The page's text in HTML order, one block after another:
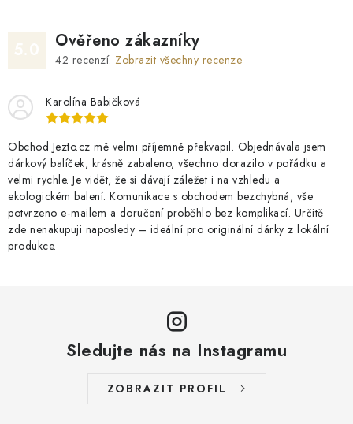
Ověřeno zákazníky
42 recenzí. Zobrazit všechny recenze
Karolína Babičková
Obchod Jezto.cz mě velmi příjemně překvapil. Objednávala jsem
dárkový balíček, krásně zabaleno, všechno dorazilo v pořádku a
velmi rychle. Je vidět, že si dávají záležet i na vzhledu a
ekologickém balení. Komunikace s obchodem bezchybná, vše
potvrzeno e‑mailem a doručení proběhlo bez komplikací. Určitě
zde nenakupuji naposledy – ideální pro originální dárky z lokální
produkce.
Sledujte nás na Instagramu
ZOBRAZIT PROFIL